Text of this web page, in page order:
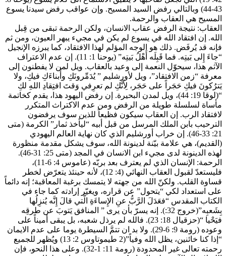
43-44) وبالتالي رفض السيد المسيح. وإن عواقب رفض سيدنا يسوع
المسيح هي العقاب والرحمة.
العقاب: نتيجة الرفض عقاب الانسان، ولكن الرحمة تبقى من قِبل
الله. إن افتقاد الله في يسوع لم يكن في مجيء يبهر العيون، ومن ثم
فإنه قد يُرفَض. ذلك هو الوجه المؤلم لهذا الافتقاد، كما يبرزه الإنجيل
“جاءَ إِلى بَيتِه. فما قَبِلَه أَهْلُ بَيتِه” (يوحنا 1: 11). إن عدم الاعتراف
الآثم هذا، سيحوّل النعمة إلى وعيد بالعقاب. ويل لمن لا يفطنون إلى
معرفة “زمن الافتقاد”، ويل لأورشليم ” يُدَمِّرونَكِ وأَبناءَكِ فيكِ، ولا
يَترُكونَ فيكِ حَجَراً على حَجَر، لِأَنَّكِ لم تعرِفي وَقتَ افتِقادِ اللهِ لكِ
“(لوقا 19: 44)، ويل لمدن البحيرة. إن رفض اليهود هذا، يقدم كخاتمة
مأساة لسلسلة طويلة من الرفض ومن عدم الاكتراث المتكرر
لافتقاد الرب. إن العقاب سيكون فظيعاً للذين سوف يرفضون
الترحيب بابن الملك المرسل من قبل أبيه “ليأخذ ثمار” الكرمة (متى
21: 33-46). إن خراب أورشليم الذي كان نهاية العالم اليهودي
(القديم)، هي علامة بيّنة لدينونة الله، سوف يشكل مقدمة منظورة
لهذه الدينونة لدى مجيء ابن الانسان في المجد (متى 25: 31-46).
الرحمة: الإنسان الذي لم يعترف بعد بربّه (عاموس 4: 6-11)،
فليستعدّ لقبول العقاب النهائي (4: 12)، لأنه حينئذ يتعرّض لخطر
قساوة القلب. ولكنّ الله من جهته لا يتمسك برغبة المعاقبة؛ إنه دائماً
على استعداد لكي “يتحول” عن قراره، ويغيّر إرادته كما جاء في
الكتاب المقدس “فعَدَلَ الرَّبُّ عنِ الإِساءَةِ الَّتي قالَ إِنَّه يُنزِلُها
بِشَعبِه”(خروج 32:). إنه يسرّ بأن يرى ” المنافق يَتوبَ عن طرقِه
فيَحْيا “(حزقيال 18: 23). فالله لم يرذل شعبه، بل يبقى أميناً على
وعوده (رومة 9: 6-29). ولا بد ان تتمَّ السيطرة يوما على عدم الايمان
“إذا كنا خائنين، يظل الله وفياً”(2 طيموتاوس 2: 13) ويُظهر للجميع
رحمته تعالى غير المحدودة (رومة 11: 1-32). وعلى هذا النحو، فإن